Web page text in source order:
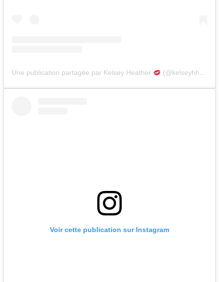
Une publication partagée par Kelsey Heather (@kelseyhheather)
Voir cette publication sur Instagram